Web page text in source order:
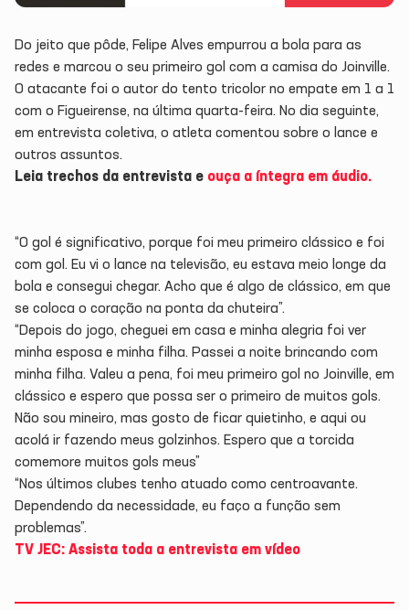
Do jeito que pôde, Felipe Alves empurrou a bola para as
redes e marcou o seu primeiro gol com a camisa do Joinville.
O atacante foi o autor do tento tricolor no empate em 1 a 1
com o Figueirense, na última quarta-feira. No dia seguinte,
em entrevista coletiva, o atleta comentou sobre o lance e
outros assuntos.
Leia trechos da entrevista e ouça a íntegra em áudio.
“O gol é significativo, porque foi meu primeiro clássico e foi
com gol. Eu vi o lance na televisão, eu estava meio longe da
bola e consegui chegar. Acho que é algo de clássico, em que
se coloca o coração na ponta da chuteira”.
“Depois do jogo, cheguei em casa e minha alegria foi ver
minha esposa e minha filha. Passei a noite brincando com
minha filha. Valeu a pena, foi meu primeiro gol no Joinville, em
clássico e espero que possa ser o primeiro de muitos gols.
Não sou mineiro, mas gosto de ficar quietinho, e aqui ou
acolá ir fazendo meus golzinhos. Espero que a torcida
comemore muitos gols meus”
“Nos últimos clubes tenho atuado como centroavante.
Dependendo da necessidade, eu faço a função sem
problemas”.
TV JEC: Assista toda a entrevista em vídeo